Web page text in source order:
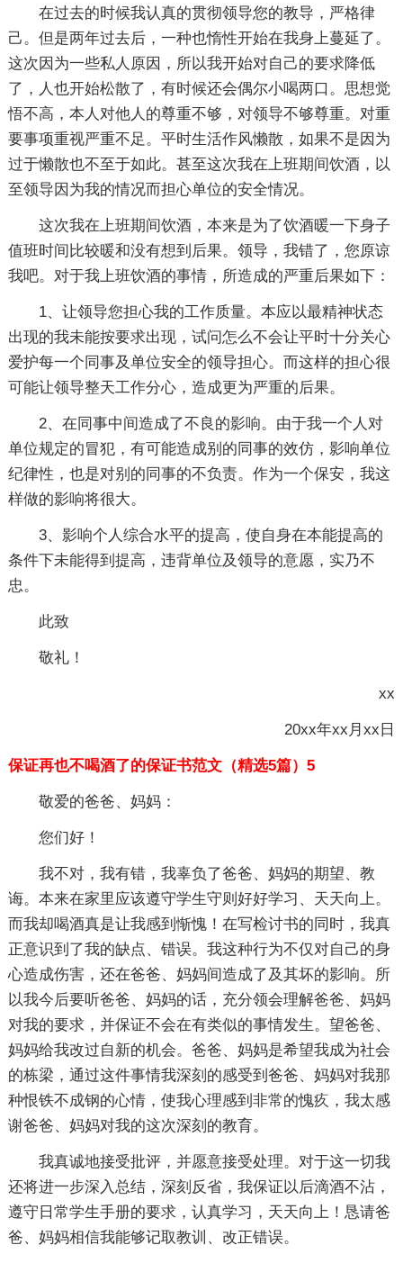
在过去的时候我认真的贯彻领导您的教导，严格律
己。但是两年过去后，一种也惰性开始在我身上蔓延了。
这次因为一些私人原因，所以我开始对自己的要求降低
了，人也开始松散了，有时候还会偶尔小喝两口。思想觉
悟不高，本人对他人的尊重不够，对领导不够尊重。对重
要事项重视严重不足。平时生活作风懒散，如果不是因为
过于懒散也不至于如此。甚至这次我在上班期间饮酒，以
至领导因为我的情况而担心单位的安全情况。
这次我在上班期间饮酒，本来是为了饮酒暖一下身子
值班时间比较暖和没有想到后果。领导，我错了，您原谅
我吧。对于我上班饮酒的事情，所造成的严重后果如下：
1、让领导您担心我的工作质量。本应以最精神状态
出现的我未能按要求出现，试问怎么不会让平时十分关心
爱护每一个同事及单位安全的领导担心。而这样的担心很
可能让领导整天工作分心，造成更为严重的后果。
2、在同事中间造成了不良的影响。由于我一个人对
单位规定的冒犯，有可能造成别的同事的效仿，影响单位
纪律性，也是对别的同事的不负责。作为一个保安，我这
样做的影响将很大。
3、影响个人综合水平的提高，使自身在本能提高的
条件下未能得到提高，违背单位及领导的意愿，实乃不
忠。
此致
敬礼！
xx
20xx年xx月xx日
保证再也不喝酒了的保证书范文（精选5篇）5
敬爱的爸爸、妈妈：
您们好！
我不对，我有错，我辜负了爸爸、妈妈的期望、教
诲。本来在家里应该遵守学生守则好好学习、天天向上。
而我却喝酒真是让我感到惭愧！在写检讨书的同时，我真
正意识到了我的缺点、错误。我这种行为不仅对自己的身
心造成伤害，还在爸爸、妈妈间造成了及其坏的影响。所
以我今后要听爸爸、妈妈的话，充分领会理解爸爸、妈妈
对我的要求，并保证不会在有类似的事情发生。望爸爸、
妈妈给我改过自新的机会。爸爸、妈妈是希望我成为社会
的栋梁，通过这件事情我深刻的感受到爸爸、妈妈对我那
种恨铁不成钢的心情，使我心理感到非常的愧疚，我太感
谢爸爸、妈妈对我的这次深刻的教育。
我真诚地接受批评，并愿意接受处理。对于这一切我
还将进一步深入总结，深刻反省，我保证以后滴酒不沾，
遵守日常学生手册的要求，认真学习，天天向上！恳请爸
爸、妈妈相信我能够记取教训、改正错误。